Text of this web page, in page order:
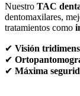
Nuestro TAC
dentomaxilares,
tratamientos como
✔ Visión
✔
✔ Máxima